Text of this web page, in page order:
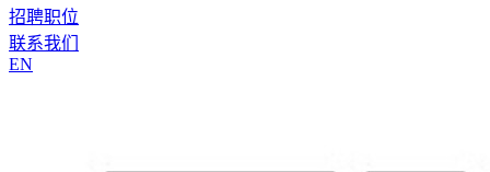
招聘职位
联系我们
EN